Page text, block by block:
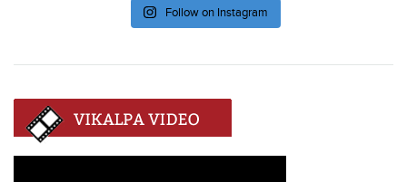
Follow on Instagram